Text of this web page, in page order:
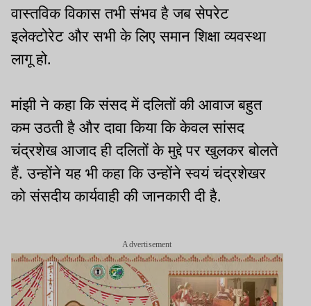
वास्तविक विकास तभी संभव है जब सेपरेट
इलेक्टोरेट और सभी के लिए समान शिक्षा व्यवस्था
लागू हो.
मांझी ने कहा कि संसद में दलितों की आवाज बहुत
कम उठती है और दावा किया कि केवल सांसद
चंद्रशेख आजाद ही दलितों के मुद्दे पर खुलकर बोलते
हैं. उन्होंने यह भी कहा कि उन्होंने स्वयं चंद्रशेखर
को संसदीय कार्यवाही की जानकारी दी है.
Advertisement